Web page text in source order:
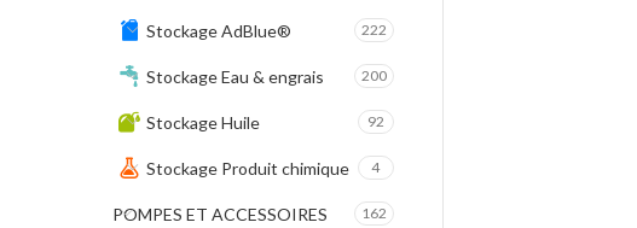
Stockage AdBlue® 222
Stockage Eau & engrais 200
Stockage Huile 92
Stockage Produit chimique 4
POMPES ET ACCESSOIRES 162